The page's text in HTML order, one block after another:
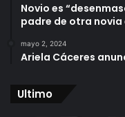
Novio es
padre de otra novia
mayo 2, 2024
Ariela Cáceres
Ultimo